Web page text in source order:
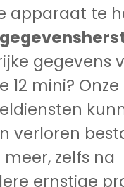
apparaat te
gegevens
12 mini? Onze
verloren
zelfs na
ernstige